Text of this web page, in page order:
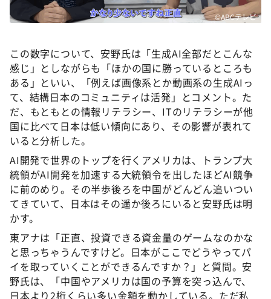
©ABCテレビ
この数字について、安野氏は「生成AI全部だとこんな
感じ」としながらも「ほかの国に勝っているところも
ある」といい、「例えば画像系とか動画系の生成AIっ
て、結構日本のコミュニティは活発」とコメント。た
だ、もともとの情報リテラシー、ITのリテラシーが他
国に比べて日本は低い傾向にあり、その影響が表れて
いると分析した。
AI開発で世界のトップを行くアメリカは、トランプ大
統領がAI開発を加速する大統領令を出したほどAI競争
に前のめり。その半歩後ろを中国がどんどん追いつい
てきていて、日本はその遥か後ろにいると安野氏は明
かす。
東アナは「正直、投資できる資金量のゲームなのかな
と思っちゃうんですけど。日本がここでどうやってパ
イを取っていくことができるんですか？」と質問。安
野氏は、「中国やアメリカは国の予算を突っ込んで、
日本より2桁くらい多い金額を動かしている。ただ私